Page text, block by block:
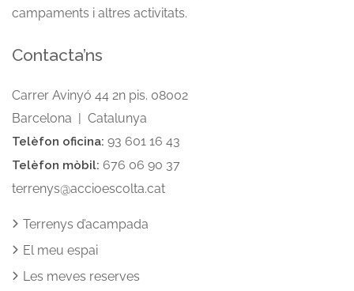
campaments i altres activitats.
Contacta’ns
Carrer Avinyó 44 2n pis. 08002
Barcelona | Catalunya
Telèfon oficina: 93 601 16 43
Telèfon mòbil: 676 06 90 37
terrenys@accioescolta.cat
Terrenys d’acampada
El meu espai
Les meves reserves